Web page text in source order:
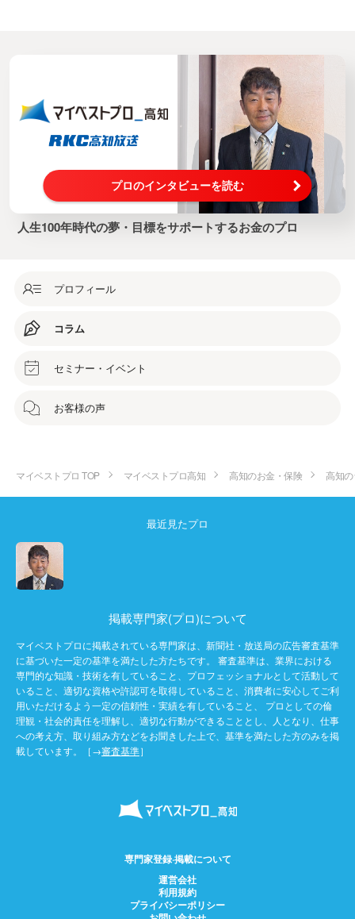
プロのインタビューを読む
人生100年時代の夢・目標をサポートするお金のプロ
プロフィール
コラム
セミナー・イベント
お客様の声
マイベストプロ TOP マイベストプロ高知 高知のお金・保険 高知
最近見たプロ
掲載専門家(プロ)について
マイベストプロに掲載されている専門家は、新聞社・放送局の広告審査基準
に基づいた一定の基準を満たした方たちです。 審査基準は、業界における
専門的な知識・技術を有していること、プロフェッショナルとして活動して
いること、適切な資格や許認可を取得していること、消費者に安心してご利
用いただけるよう一定の信頼性・実績を有していること、 プロとしての倫
理観・社会的責任を理解し、適切な行動ができることとし、人となり、仕事
への考え方、取り組み方などをお聞きした上で、基準を満たした方のみを掲
載しています。［→審査基準］
専門家登録·掲載について
運営会社
利用規約
プライバシーポリシー